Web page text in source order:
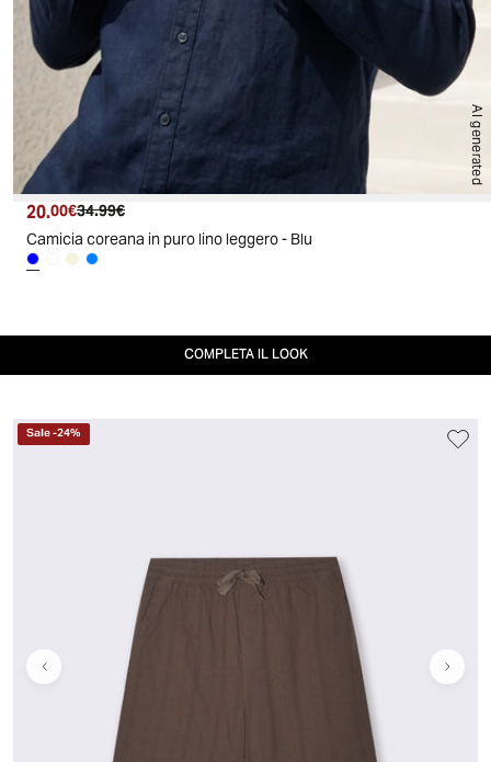
AI generated
Prezzo attuale
20.00€ Prezzo originale
34.99€
Camicia coreana in puro lino leggero - Blu
COMPLETA IL LOOK
Sale-24%